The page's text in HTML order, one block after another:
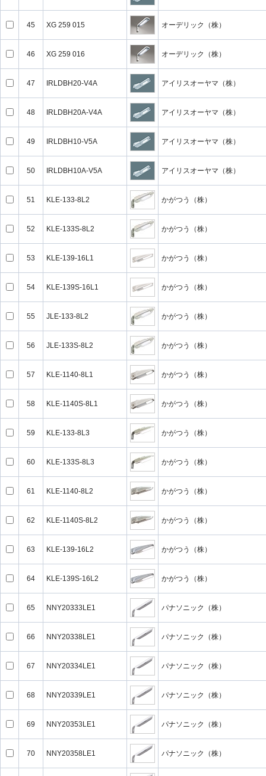
45 XG 259 015 オーデリック（株）
46 XG 259 016 オーデリック（株）
47 IRLDBH20-V4A アイリスオーヤマ（株）
48 IRLDBH20A-V4A アイリスオーヤマ（株）
49 IRLDBH10-V5A アイリスオーヤマ（株）
50 IRLDBH10A-V5A アイリスオーヤマ（株）
51 KLE-133-8L2 かがつう（株）
52 KLE-133S-8L2 かがつう（株）
53 KLE-139-16L1 かがつう（株）
54 KLE-139S-16L1 かがつう（株）
55 JLE-133-8L2 かがつう（株）
56 JLE-133S-8L2 かがつう（株）
57 KLE-1140-8L1 かがつう（株）
58 KLE-1140S-8L1 かがつう（株）
59 KLE-133-8L3 かがつう（株）
60 KLE-133S-8L3 かがつう（株）
61 KLE-1140-8L2 かがつう（株）
62 KLE-1140S-8L2 かがつう（株）
63 KLE-139-16L2 かがつう（株）
64 KLE-139S-16L2 かがつう（株）
65 NNY20333LE1 パナソニック（株）
66 NNY20338LE1 パナソニック（株）
67 NNY20334LE1 パナソニック（株）
68 NNY20339LE1 パナソニック（株）
69 NNY20353LE1 パナソニック（株）
70 NNY20358LE1 パナソニック（株）